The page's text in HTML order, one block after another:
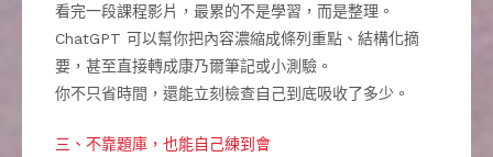
看完一段課程影片，最累的不是學習，而是整理。
ChatGPT 可以幫你把內容濃縮成條列重點、結構化摘
要，甚至直接轉成康乃爾筆記或小測驗。
你不只省時間，還能立刻檢查自己到底吸收了多少。
三、不靠題庫，也能自己練到會